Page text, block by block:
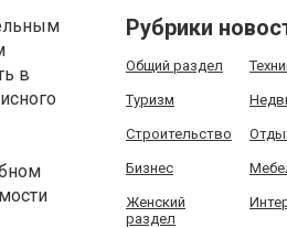
в
Рубрики
Общий раздел
Туризм
Строительство
Бизнес
Женский
раздел